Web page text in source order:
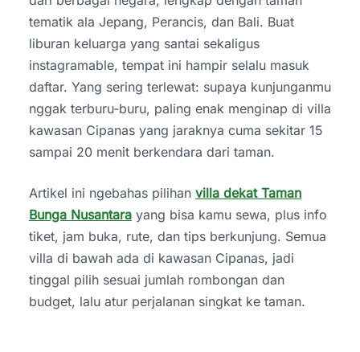
tematik ala Jepang, Perancis, dan Bali. Buat
liburan keluarga yang santai sekaligus
instagramable, tempat ini hampir selalu masuk
daftar. Yang sering terlewat: supaya kunjunganmu
nggak terburu-buru, paling enak menginap di villa
kawasan Cipanas yang jaraknya cuma sekitar 15
sampai 20 menit berkendara dari taman.
Artikel ini ngebahas pilihan villa dekat Taman
Bunga Nusantara yang bisa kamu sewa, plus info
tiket, jam buka, rute, dan tips berkunjung. Semua
villa di bawah ada di kawasan Cipanas, jadi
tinggal pilih sesuai jumlah rombongan dan
budget, lalu atur perjalanan singkat ke taman.